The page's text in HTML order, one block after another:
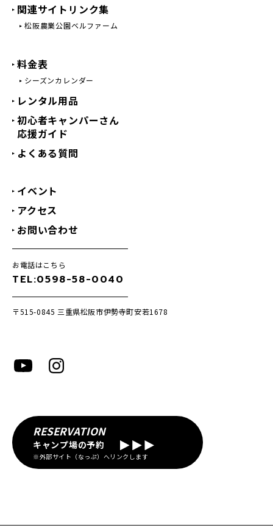
関連サイトリンク集
松阪農業公園ベルファーム
料金表
シーズンカレンダー
レンタル用品
初心者キャンパーさん
応援ガイド
よくある質問
イベント
アクセス
お問い合わせ
お電話はこちら
TEL:0598-58-0040
〒515-0845 三重県松阪市伊勢寺町安若1678
RESERVATION
キャンプ場の予約
※外部サイト（なっぷ）へリンクします